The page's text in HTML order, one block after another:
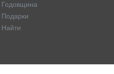
Годовщина
Подарки
Найти